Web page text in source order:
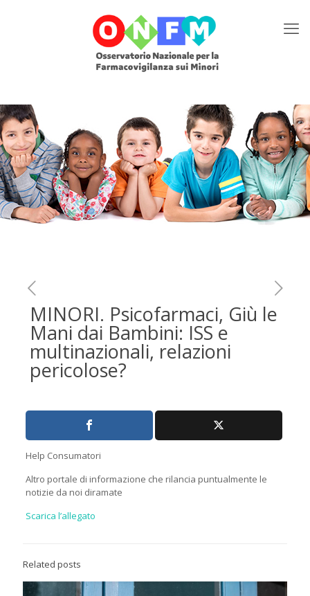
MINORI. Psicofarmaci, Giù le
Mani dai Bambini: ISS e
multinazionali, relazioni
pericolose?
Help Consumatori
Altro portale di informazione che rilancia puntualmente le
notizie da noi diramate
Scarica l’allegato
Related posts